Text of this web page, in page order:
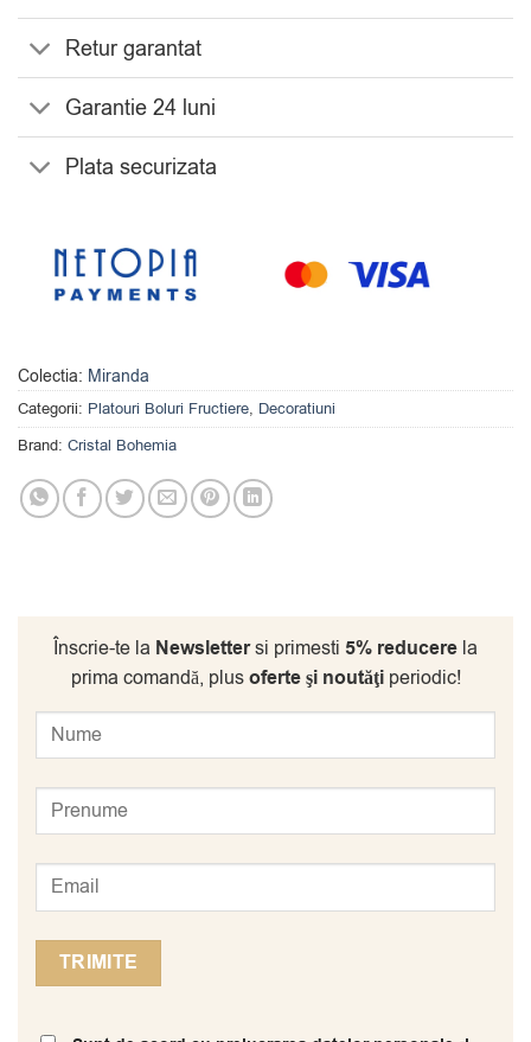
Retur garantat
Garantie 24 luni
Plata securizata
Colectia: Miranda
Categorii: Platouri Boluri Fructiere, Decoratiuni
Brand: Cristal Bohemia
Înscrie-te la Newslettersi primesti 5% reducere la
prima comandă, plusoferte şi noutăţiperiodic!